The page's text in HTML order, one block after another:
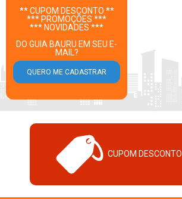
** CUPOM DESCONTO **
*** PROMOÇÕES ***
*** NOVIDADES ***
DO GUIA BAURU EM SEU E-
MAIL?
CUPOM DESCONTO